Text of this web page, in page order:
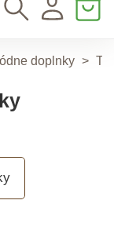
doplnky >